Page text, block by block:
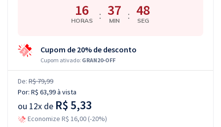
16
HORAS : 37
MIN : 48
SEG
Cupom de 20% de desconto
Cupom ativado: GRAN20-OFF
De: R$ 79,99
Por: R$ 63,99à vista
ou 12x de R$ 5,33
Economize R$ 16,00 (-20%)